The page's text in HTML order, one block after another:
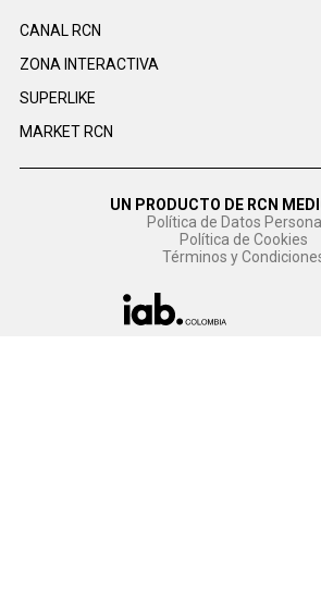
CANAL RCN
ZONA INTERACTIVA
SUPERLIKE
MARKET RCN
UN PRODUCTO DE RCN
Política de Datos
Política de Cookies
Términos y